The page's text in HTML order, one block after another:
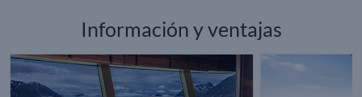
Información y ventajas